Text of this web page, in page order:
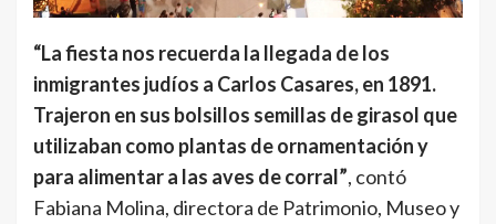
“La fiesta nos recuerda la llegada de los
inmigrantes judíos a Carlos Casares, en 1891.
Trajeron en sus bolsillos semillas de girasol que
utilizaban como plantas de ornamentación y
para alimentar a las aves de corral”, contó
Fabiana Molina, directora de Patrimonio, Museo y